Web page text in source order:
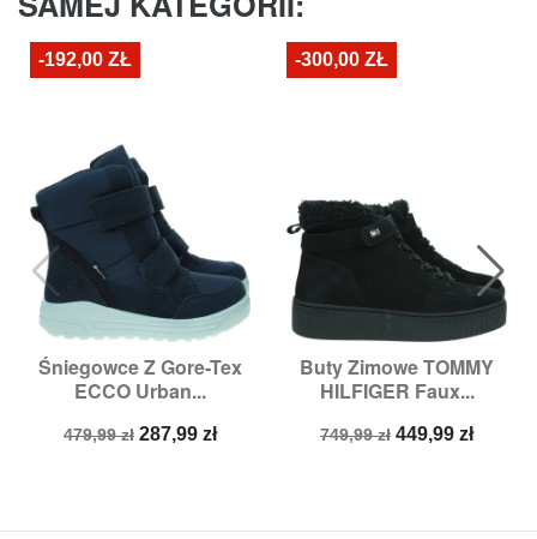
Śniegowce Z Gore-Tex
ECCO Urban...
Cena
479,99 zł Cena
287,99 zł
-192,00 ZŁ
Buty Zimowe TOMMY
HILFIGER Faux...
Cena
749,99 zł Cena
449,99 zł
-300,00 ZŁ